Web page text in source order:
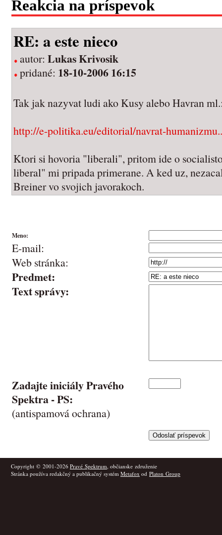
Reakcia na príspevok
RE: a este nieco
autor: Lukas Krivosik
pridané: 18-10-2006 16:15
Tak jak nazyvat ludi ako Kusy alebo Havran
http://e-politika.eu/editorial/navrat-
Ktori si hovoria "liberali", pritom ide o
liberal" mi pripada primerane. A ked uz,
Breiner vo svojich javorakoch.
Meno:
E-mail:
Web stránka:
Predmet:
Text správy:
Zadajte iniciály Pravého
Spektra -PS:
(antispamová ochrana)
Copyright © 2001-2026 Pravé Spektrum, občianske združenie
Stránka používa redakčný a publikačný systém Metafox od Platon Group